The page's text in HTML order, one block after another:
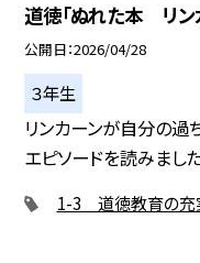
道徳「ぬれた本 リンカ
公開日 2026/04/28
３年生
リンカーンが自分の過
エピソードを読みまし
1-3 道徳教育の充